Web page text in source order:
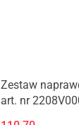
Zestaw
art. nr